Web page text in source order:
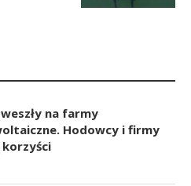
na farmy
Hodowcy i firmy